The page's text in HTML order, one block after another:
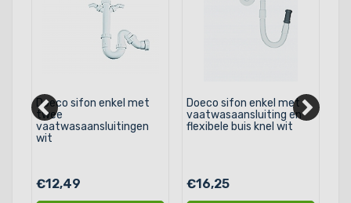
Doeco sifon enkel met
twee
vaatwasaansluitingen
wit
€12,49
Doeco sifon enkel met
vaatwasaansluiting en
flexibele buis knel wit
€16,25